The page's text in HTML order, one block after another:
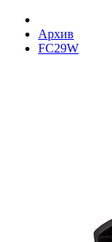
Архив
FC29W